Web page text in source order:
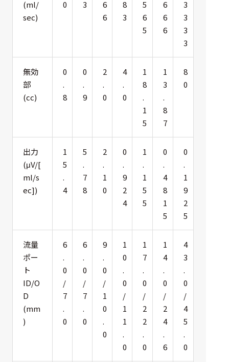
選択した条件をク
リアする
件
る
(ml/
sec)
0 3
6
6
8
3
5
6
5
6
6
6
3
3
3
3
無効
部
(cc)
0
.
8
0
.
9
2
.
0
4
.
0
1
8
.
1
5
1
3
.
8
7
8
0
出力
(μV/[
ml/s
ec])
1
5
.
4
5
.
7
8
2
.
1
0
0
.
9
2
4
1
.
1
5
5
0
.
4
8
1
5
0
.
1
9
2
5
流量
ポー
ト
ID/O
D
(mm
)
6
.
0
/
7
.
0
6
.
0
/
7
.
0
9
.
0
/
1
0
.
0
1
0
.
0
/
1
1
.
0
1
7
.
0
/
2
2
.
0
1
4
.
0
/
2
4
.
6
4
3
.
0
/
4
5
.
0